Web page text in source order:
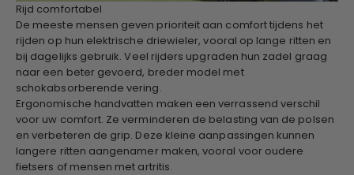
Rijd comfortabel
De meeste mensen geven prioriteit aan comfort tijdens het
rijden op hun elektrische driewieler, vooral op lange ritten en
bij dagelijks gebruik. Veel rijders upgraden hun zadel graag
naar een beter gevoerd, breder model met
schokabsorberende vering.
Ergonomische handvatten maken een verrassend verschil
voor uw comfort. Ze verminderen de belasting van de polsen
en verbeteren de grip. Deze kleine aanpassingen kunnen
langere ritten aangenamer maken, vooral voor oudere
fietsers of mensen met artritis.